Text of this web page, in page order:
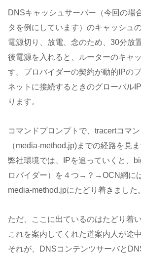
DNSキャッシュサーバー（今回の場
タを例にしています）のキャッシュ
電源切り、放電、念のため、30分放
後電源を入れると、ルーターのキャ
す。プロバイダーの契約が動的IPの
ネットに接続するときのグローバル
ります。
コマンドプロンプトで、tracertコマ
（media-method.jp)までの経路を見ま
弊社環境では、IPを追っていくと、
ロバイダー）を４つ→？→OCN網に
media-method.jpにたどり着きました。
ただ、ここに出ているのはたどり着
これを案内してくれた道案内人が途
それが、DNSコンテンツサーバと